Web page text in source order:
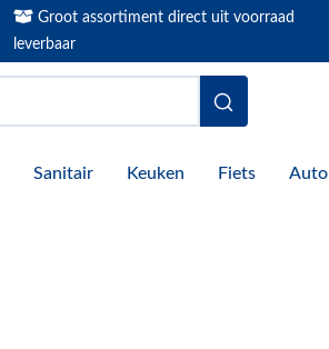
Groot assortiment direct uit voorraad
leverbaar
Sanitair Keuken Fiets Auto